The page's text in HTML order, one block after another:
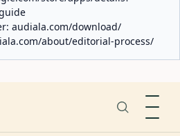
audiala.com/download/
about/editorial-process/